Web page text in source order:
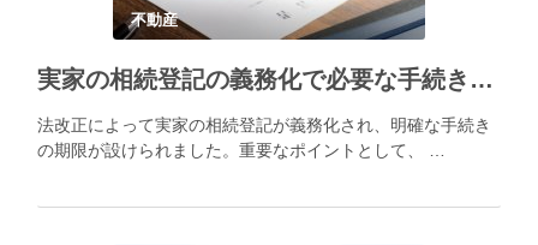
不動産
実家の相続登記の義務化で必要な手続きとポイント
法改正によって実家の相続登記が義務化され、明確な手続き
の期限が設けられました。重要なポイントとして、 …